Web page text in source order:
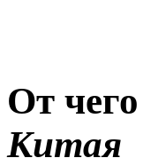
От
Китая